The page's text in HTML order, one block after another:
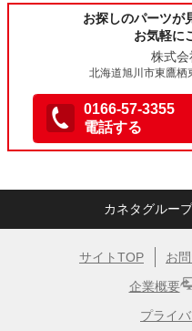
お探しのパーツが
お気軽に
株式
北海道旭川市東鷹栖
0166-57-3355
電話する
カネタグルー
サイトTOP お
企業概要
プライ